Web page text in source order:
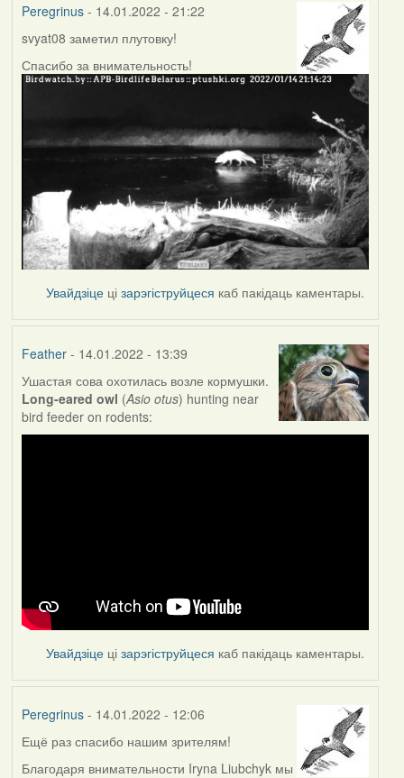
Peregrinus- 14.01.2022 - 21:22
svyat08 заметил плутовку!
Спасибо за внимательность!
Увайдзіце цізарэгіструйцеся каб пакідаць каментары.
Feather- 14.01.2022 - 13:39
Ушастая сова охотилась возле кормушки.
Long-eared owl (Asio otus) hunting near
bird feeder on rodents:
Увайдзіце цізарэгіструйцеся каб пакідаць каментары.
Peregrinus- 14.01.2022 - 12:06
Ещё раз спасибо нашим зрителям!
Благодаря внимательности Iryna Liubchyk мы